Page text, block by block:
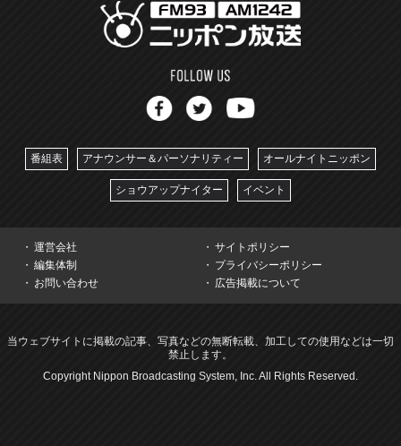
番組表 アナウンサー＆パーソナリティー オールナイトニッポン
ショウアップナイター イベント
運営会社
サイトポリシー
編集体制
プライバシーポリシー
お問い合わせ
広告掲載について
当ウェブサイトに掲載の記事、写真などの無断転載、加工しての使用などは一切
禁止します。
Copyright Nippon Broadcasting System, Inc. All Rights Reserved.